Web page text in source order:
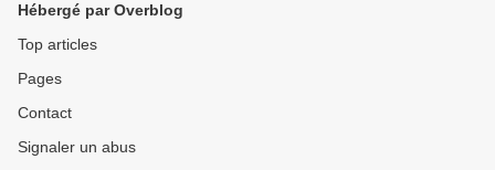
Hébergé par Overblog
Top articles
Pages
Contact
Signaler un abus